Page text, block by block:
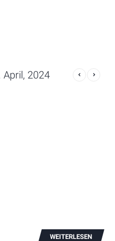
2024
WEITERLESEN